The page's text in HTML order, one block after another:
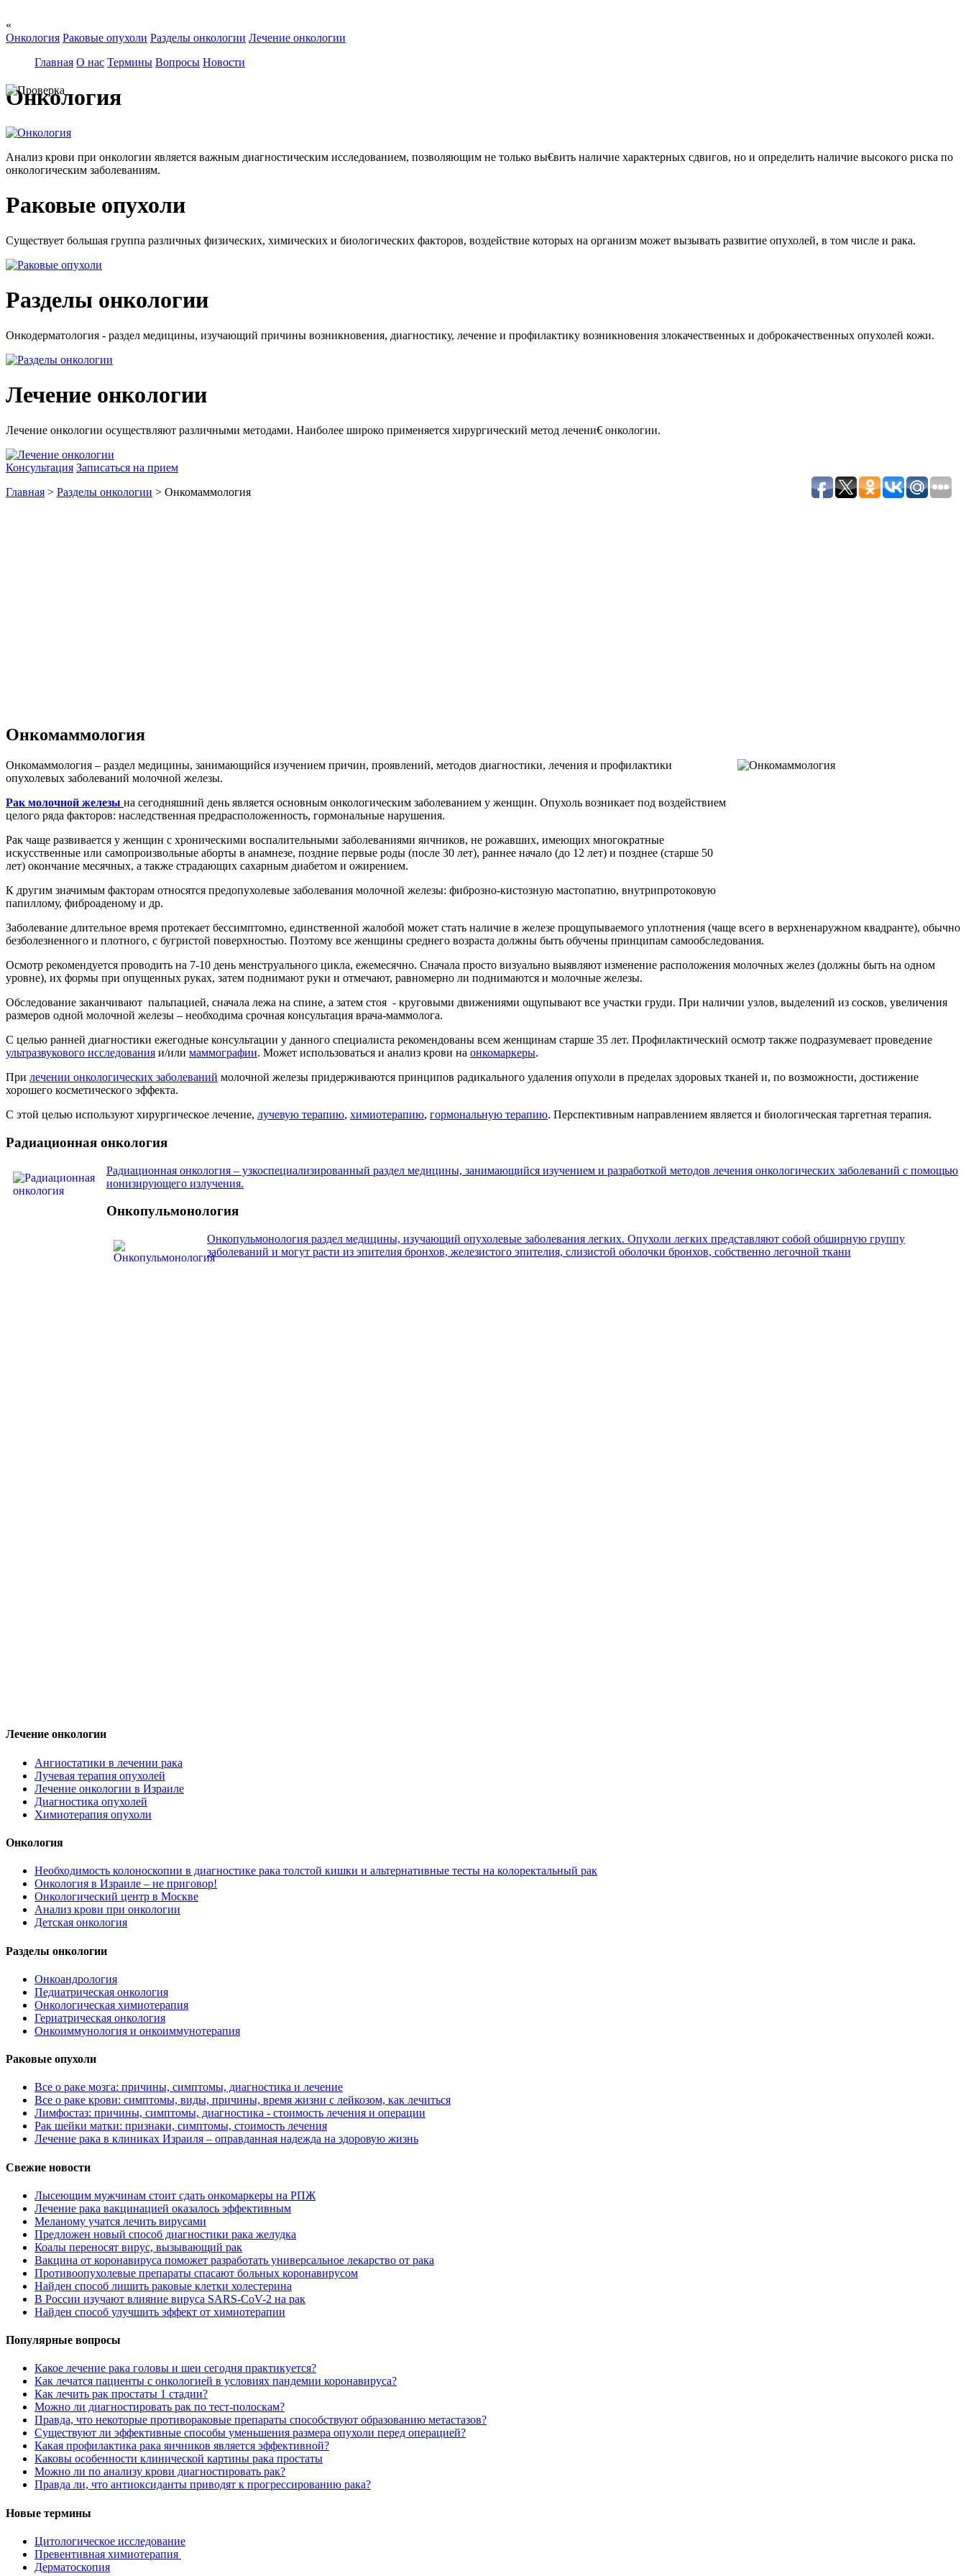
«
Онкология Раковые опухоли Разделы онкологии Лечение онкологии
Главная О нас Термины Вопросы Новости
Онкология
Анализ крови при онкологии является важным диагностическим исследованием, позволяющим не только вы€вить наличие характерных сдвигов, но и определить наличие высокого риска по
онкологическим заболеваниям.
Раковые опухоли
Существует большая группа различных физических, химических и биологических факторов, воздействие которых на организм может вызывать развитие опухолей, в том числе и рака.
Разделы онкологии
Онкодерматология - раздел медицины, изучающий причины возникновения, диагностику, лечение и профилактику возникновения злокачественных и доброкачественных опухолей кожи.
Лечение онкологии
Лечение онкологии осуществляют различными методами. Наиболее широко применяется хирургический метод лечени€ онкологии.
Консультация Записаться на прием
Главная > Разделы онкологии > Онкомаммология
Онкомаммология
Онкомаммология – раздел медицины, занимающийся изучением причин, проявлений, методов диагностики, лечения и профилактики
опухолевых заболеваний молочной железы.
Рак молочной железы на сегодняшний день является основным онкологическим заболеванием у женщин. Опухоль возникает под воздействием
целого ряда факторов: наследственная предрасположенность, гормональные нарушения.
Рак чаще развивается у женщин с хроническими воспалительными заболеваниями яичников, не рожавших, имеющих многократные
искусственные или самопроизвольные аборты в анамнезе, поздние первые роды (после 30 лет), раннее начало (до 12 лет) и позднее (старше 50
лет) окончание месячных, а также страдающих сахарным диабетом и ожирением.
К другим значимым факторам относятся предопухолевые заболевания молочной железы: фиброзно-кистозную мастопатию, внутрипротоковую
папиллому, фиброаденому и др.
Заболевание длительное время протекает бессимптомно, единственной жалобой может стать наличие в железе прощупываемого уплотнения (чаще всего в верхненаружном квадранте), обычно
безболезненного и плотного, с бугристой поверхностью. Поэтому все женщины среднего возраста должны быть обучены принципам самообследования.
Осмотр рекомендуется проводить на 7-10 день менструального цикла, ежемесячно. Сначала просто визуально выявляют изменение расположения молочных желез (должны быть на одном
уровне), их формы при опущенных руках, затем поднимают руки и отмечают, равномерно ли поднимаются и молочные железы.
Обследование заканчивают пальпацией, сначала лежа на спине, а затем стоя - круговыми движениями ощупывают все участки груди. При наличии узлов, выделений из сосков, увеличения
размеров одной молочной железы – необходима срочная консультация врача-маммолога.
С целью ранней диагностики ежегодные консультации у данного специалиста рекомендованы всем женщинам старше 35 лет. Профилактический осмотр также подразумевает проведение
ультразвукового исследования и/или маммографии. Может использоваться и анализ крови на онкомаркеры.
При лечении онкологических заболеваний молочной железы придерживаются принципов радикального удаления опухоли в пределах здоровых тканей и, по возможности, достижение
хорошего косметического эффекта.
С этой целью используют хирургическое лечение, лучевую терапию, химиотерапию, гормональную терапию. Перспективным направлением является и биологическая таргетная терапия.
Радиационная онкология
Радиационная онкология – узкоспециализированный раздел медицины, занимающийся изучением и разработкой методов лечения онкологических заболеваний с помощью
ионизирующего излучения.
Онкопульмонология
Онкопульмонология раздел медицины, изучающий опухолевые заболевания легких. Опухоли легких представляют собой обширную группу
заболеваний и могут расти из эпителия бронхов, железистого эпителия, слизистой оболочки бронхов, собственно легочной ткани
Лечение онкологии
Ангиостатики в лечении рака
Лучевая терапия опухолей
Лечение онкологии в Израиле
Диагностика опухолей
Химиотерапия опухоли
Онкология
Необходимость колоноскопии в диагностике рака толстой кишки и альтернативные тесты на колоректальный рак
Онкология в Израиле – не приговор!
Онкологический центр в Москве
Анализ крови при онкологии
Детская онкология
Разделы онкологии
Онкоандрология
Педиатрическая онкология
Онкологическая химиотерапия
Гериатрическая онкология
Онкоиммунология и онкоиммунотерапия
Раковые опухоли
Все о раке мозга: причины, симптомы, диагностика и лечение
Все о раке крови: симптомы, виды, причины, время жизни с лейкозом, как лечиться
Лимфостаз: причины, симптомы, диагностика - стоимость лечения и операции
Рак шейки матки: признаки, симптомы, стоимость лечения
Лечение рака в клиниках Израиля – оправданная надежда на здоровую жизнь
Свежие новости
Лысеющим мужчинам стоит сдать онкомаркеры на РПЖ
Лечение рака вакцинацией оказалось эффективным
Меланому учатся лечить вирусами
Предложен новый способ диагностики рака желудка
Коалы переносят вирус, вызывающий рак
Вакцина от коронавируса поможет разработать универсальное лекарство от рака
Противоопухолевые препараты спасают больных коронавирусом
Найден способ лишить раковые клетки холестерина
В России изучают влияние вируса SARS-CoV-2 на рак
Найден способ улучшить эффект от химиотерапии
Популярные вопросы
Какое лечение рака головы и шеи сегодня практикуется?
Как лечатся пациенты с онкологией в условиях пандемии коронавируса?
Как лечить рак простаты 1 стадии?
Можно ли диагностировать рак по тест-полоскам?
Правда, что некоторые противораковые препараты способствуют образованию метастазов?
Существуют ли эффективные способы уменьшения размера опухоли перед операцией?
Какая профилактика рака яичников является эффективной?
Каковы особенности клинической картины рака простаты
Можно ли по анализу крови диагностировать рак?
Правда ли, что антиоксиданты приводят к прогрессированию рака?
Новые термины
Цитологическое исследование
Превентивная химиотерапия
Дерматоскопия